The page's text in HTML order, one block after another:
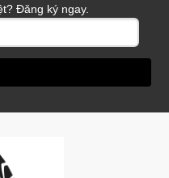
Đăng ký ngay.